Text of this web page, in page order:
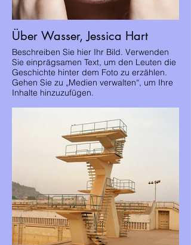
Über Wasser, Jessica Hart
Beschreiben Sie hier Ihr Bild. Verwenden
Sie einprägsamen Text, um den Leuten die
Geschichte hinter dem Foto zu erzählen.
Gehen Sie zu „Medien verwalten“, um Ihre
Inhalte hinzuzufügen.